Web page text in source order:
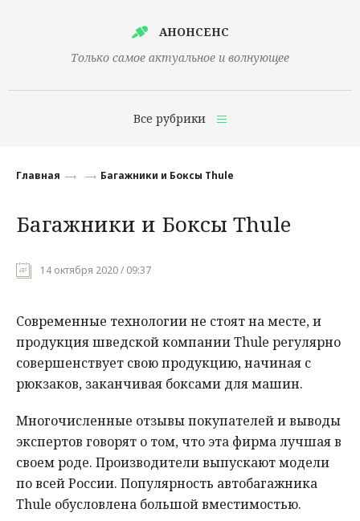
АНОНСЕНС
Только самое актуальное и волнующее
Все рубрики
Технологии
Общество
Политика
Мнения
Происшествия
Главная Багажники и Боксы Thule
Багажники и Боксы Thule
14 октября 2020 / 09:37
Современные технологии не стоят на месте, и
продукция шведской компании Thule регулярно
совершенствует свою продукцию, начиная с
рюкзаков, заканчивая боксами для машин.
Многочисленные отзывы покупателей и выводы
экспертов говорят о том, что эта фирма лучшая в
своем роде. Производители выпускают модели
по всей России. Популярность автобагажника
Thule обусловлена большой вместимостью.